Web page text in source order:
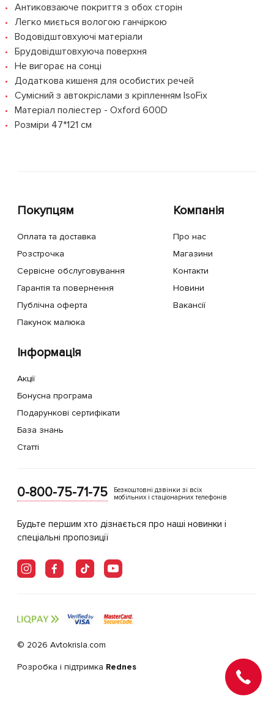
Антиковзаюче покриття з обох сторін
Легко миється вологою ганчіркою
Водовідштовхуючі матеріали
Брудовідштовхуюча поверхня
Не вигорає на сонці
Додаткова кишеня для особистих речей
Сумісний з автокріслами з кріпленням IsoFix
Матеріал поліестер - Oxford 600D
Розміри 47*121 см
Покупцям
Оплата та доставка
Розстрочка
Сервісне обслуговування
Гарантія та повернення
Публічна оферта
Пакунок малюка
Компанія
Про нас
Магазини
Контакти
Новини
Вакансії
Інформація
Акції
Бонусна програма
Подарункові сертифікати
База знань
Статті
0-800-75-71-75
Безкоштовні дзвінки зі всіх
мобільних і стаціонарних телефонів
Будьте першим хто дізнається про наші новинки і
спеціальні пропозиції
© 2026 Avtokrisla.com
Розробка і підтримка Rednes